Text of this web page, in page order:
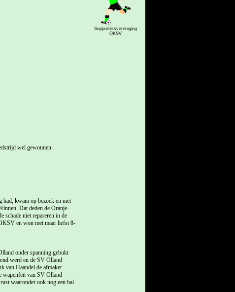
wel gewonnen.
kwam op bezoek en met
Dat deden de Oranje-
schade niet repareren in de
en won met maar liefst 8-
onder spanning gebukt
werd en de SV Olland
van Haandel de afmaker.
wapenfeit van SV Olland
waaronder ook nog een bal
Supportersvereniging
OKSV